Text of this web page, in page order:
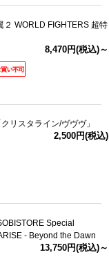
WORLD FIGHTERS 超特
8,470円(税込)～
リスタライン/ヴヴヴ」
2,500円(税込)
Special
- Beyond the Dawn
13,750円(税込)～